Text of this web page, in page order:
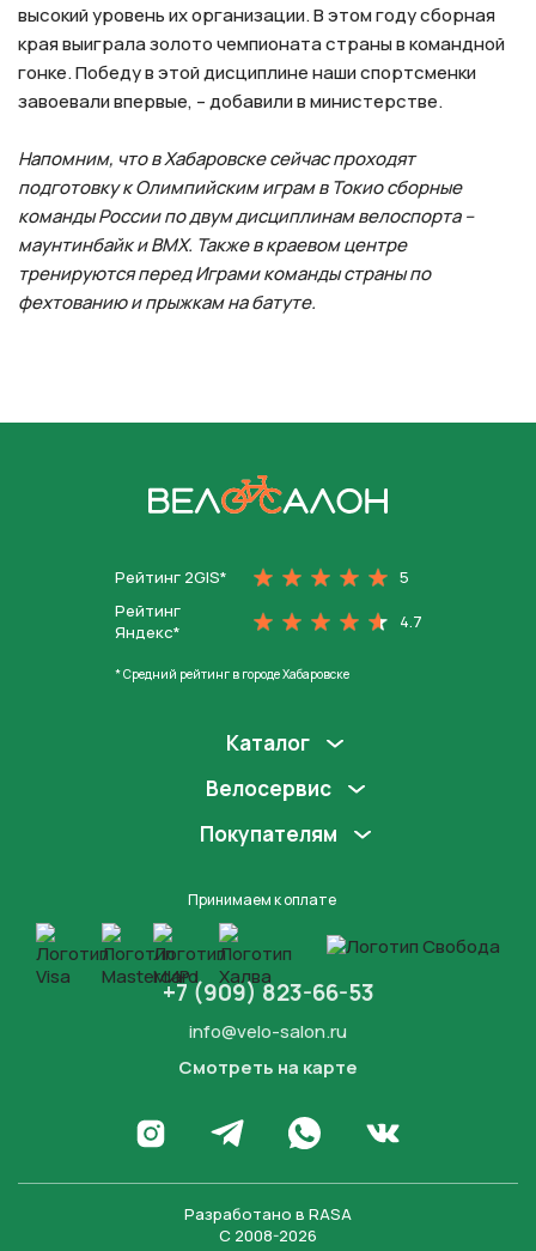
высокий уровень их организации. В этом году сборная
края выиграла золото чемпионата страны в командной
гонке. Победу в этой дисциплине наши спортсменки
завоевали впервые, – добавили в министерстве.
Напомним, что в Хабаровске сейчас проходят
подготовку к Олимпийским играм в Токио сборные
команды России по двум дисциплинам велоспорта –
маунтинбайк и ВМХ. Также в краевом центре
тренируются перед Играми команды страны по
фехтованию и прыжкам на батуте.
Рейтинг 2GIS*
5
Рейтинг
Яндекс*
4.7
* Средний рейтинг в городе Хабаровске
Каталог
Велосервис
Покупателям
Принимаем к оплате
+7 (909) 823-66-53
info@velo-salon.ru
Смотреть на карте
Перейти в Инстаграм
Написать в Телеграм
Написать в WhatsApp
Перейти во
Разработано в RASA
С 2008-2026